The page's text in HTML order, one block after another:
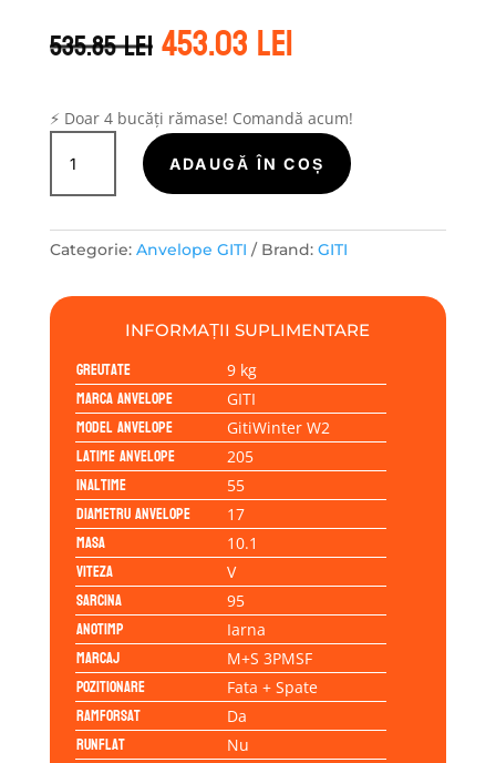
535.85leiPrețul
inițial
fost:
535.85 lei.
453.03leiPrețul
curent
453.03 lei.
⚡ Doar 4 bucăți rămase! Comandă acum!
Cantitate
GITIWINTER
205/55R17
ADAUGĂ ÎN COȘ
Categorie: Anvelope GITI Brand: GITI
INFORMAȚII SUPLIMENTARE
Greutate 9 kg
Marca anvelope GITI
Model anvelope GitiWinter W2
Latime anvelope 205
Inaltime 55
Diametru anvelope 17
Masa 10.1
Viteza V
Sarcina 95
Anotimp Iarna
Marcaj M+S 3PMSF
Pozitionare Fata + Spate
Ramforsat Da
Runflat Nu